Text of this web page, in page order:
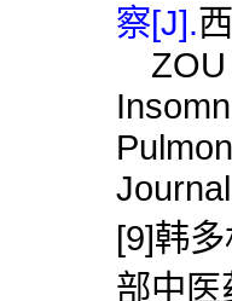
察[J].
ZOU
[9]韩多
部中医